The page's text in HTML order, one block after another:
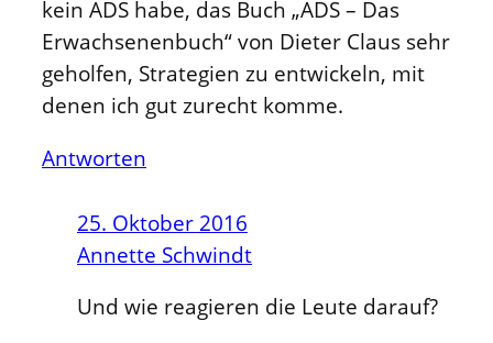
kein ADS habe, das Buch „ADS – Das
Erwachsenenbuch“ von Dieter Claus sehr
geholfen, Strategien zu entwickeln, mit
denen ich gut zurecht komme.
Antworten
25. Oktober 2016
Annette Schwindt
Und wie reagieren die Leute darauf?